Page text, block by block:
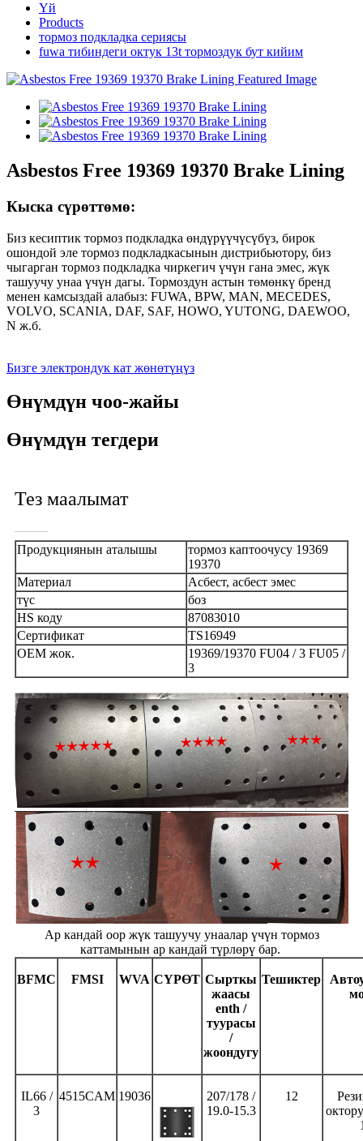
Үй
Products
тормоз подкладка сериясы
fuwa тибиндеги октук 13t тормоздук бут кийим
Asbestos Free 19369 19370 Brake Lining
Кыска сүрөттөмө:
Биз кесиптик тормоз подкладка өндүрүүчүсүбүз, бирок
ошондой эле тормоз подкладкасынын дистрибьютору, биз
чыгарган тормоз подкладка чиркегич үчүн гана эмес, жүк
ташуучу унаа үчүн дагы. Тормоздун астын төмөнкү бренд
менен камсыздай алабыз: FUWA, BPW, MAN, MECEDES,
VOLVO, SCANIA, DAF, SAF, HOWO, YUTONG, DAEWOO,
N ж.б.
Бизге электрондук кат жөнөтүңүз
Өнүмдүн чоо-жайы
Өнүмдүн тегдери
Тез маалымат
Продукциянын аталышы
тормоз каптоочусу 19369
19370
Материал
Асбест, асбест эмес
түс
боз
HS коду
87083010
Сертификат
TS16949
OEM жок.
19369/19370 FU04 / 3 FU05 /
3
Ар кандай оор жүк ташуучу унаалар үчүн тормоз
каттамынын ар кандай түрлөрү бар.
BFMC FMSI WVA СҮРӨТ Сырткы
жаасы
enth /
туурасы
/
жоондугу
Тешиктер
IL66 /
3
4515CAM 19036
207/178 /
19.0-15.3
12